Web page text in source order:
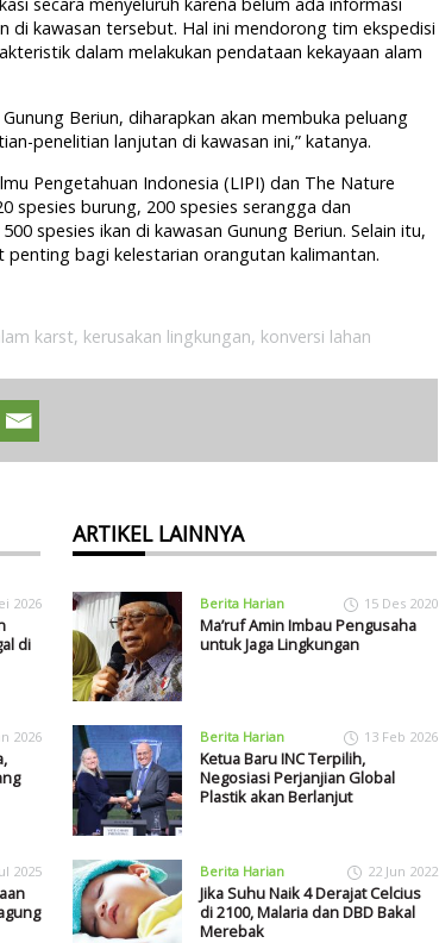
di kawasan tersebut. Hal ini mendorong tim ekspedisi
dalam melakukan pendataan kekayaan alam
Beriun, diharapkan akan membuka peluang
penelitian lanjutan di kawasan ini,” katanya.
Pengetahuan Indonesia (LIPI) dan The Nature
spesies burung, 200 spesies serangga dan
spesies ikan di kawasan Gunung Beriun. Selain itu,
bagi kelestarian orangutan kalimantan.
karst, kerusakan lingkungan, konversi lahan
2026
di
2026
2025
ARTIKEL LAINNYA
Berita Harian 15 Des 2020
Ma’ruf Amin Imbau Pengusaha
untuk Jaga Lingkungan
Berita Harian 13 Feb 2026
Ketua Baru INC Terpilih,
Negosiasi Perjanjian Global
Plastik akan Berlanjut
Berita Harian 22 Jun 2022
Jika Suhu Naik 4 Derajat Celcius
di 2100, Malaria dan DBD Bakal
Merebak